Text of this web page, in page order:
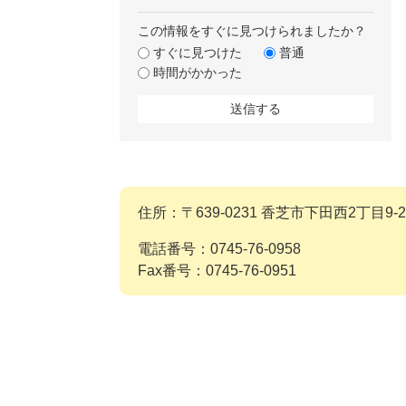
この情報をすぐに見つけられましたか？
すぐに見つけた
普通
時間がかかった
住所：〒639-0231 香芝市下田西2丁目9-
電話番号：0745-76-0958
Fax番号：0745-76-0951